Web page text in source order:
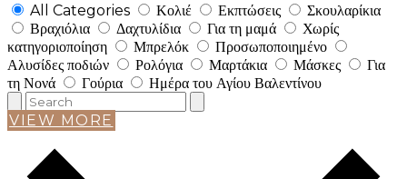
All Categories Κολιέ Εκπτώσεις
Σκουλαρίκια
Βραχιόλια
Δαχτυλίδια Για τη μαμά
Χωρίς
κατηγοριοποίηση
Μπρελόκ
Προσωποποιημένο
Αλυσίδες ποδιών
Ρολόγια Μαρτάκια Μάσκες
Για
τη Νονά
Γούρια Ημέρα του Αγίου Βαλεντίνου
VIEW MORE